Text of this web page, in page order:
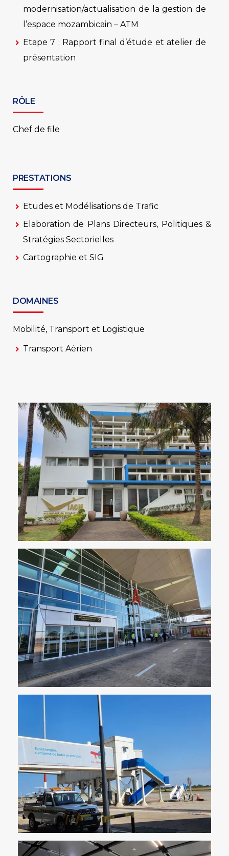
modernisation/actualisation de la gestion de
l’espace mozambicain – ATM
Etape 7 : Rapport final d’étude et atelier de
présentation
RÔLE
Chef de file
PRESTATIONS
Etudes et Modélisations de Trafic
Elaboration de Plans Directeurs, Politiques &
Stratégies Sectorielles
Cartographie et SIG
DOMAINES
Mobilité, Transport et Logistique
Transport Aérien